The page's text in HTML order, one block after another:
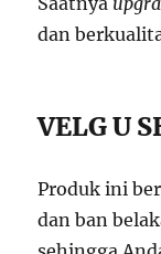
dan
VELG U
Produk ini
dan ban